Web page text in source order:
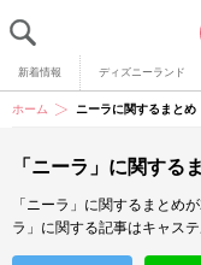
新着情報 ディズニーランド
ホーム ニーラに関するまとめ
「ニーラ」に関する
「ニーラ」に関するまとめ
ラ」に関する記事はキャス